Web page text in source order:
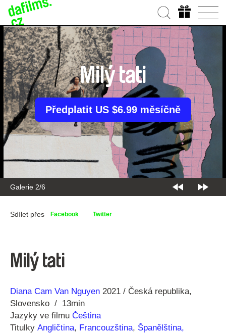
Galerie 2/6
Milý tati
Předplatit US $6.99 měsíčně
Sdílet přes Facebook Twitter
Milý tati
Režie
Diana Cam Van Nguyen
Rok 2021
Česká republika
Slovensko
13min
Jazyky ve filmu Čeština
Titulky Angličtina, Francouzština, Španělština,